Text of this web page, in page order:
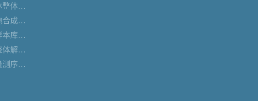
外泌体整体解决方案
无细胞合成整体解决方案
生物样本库整体解决方案
病理整体解决方案
高通量测序整体解决方案